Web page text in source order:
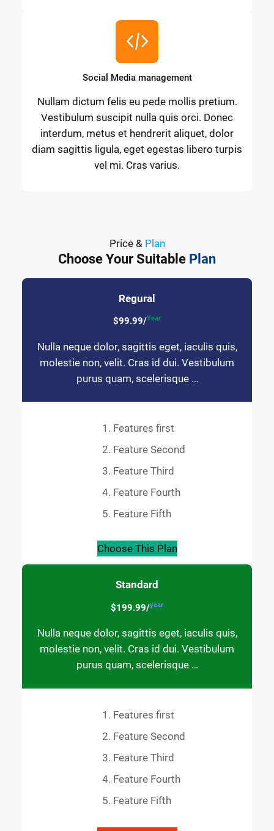
Social Media management
Nullam dictum felis eu pede mollis pretium.
Vestibulum suscipit nulla quis orci. Donec
interdum, metus et hendrerit aliquet, dolor
diam sagittis ligula, eget egestas libero turpis
vel mi. Cras varius.
Price & Plan
Choose Your Suitable Plan
Regural
$99.99/Year
Nulla neque dolor, sagittis eget, iaculis quis,
molestie non, velit. Cras id dui. Vestibulum
purus quam, scelerisque …
Features first
Feature Second
Feature Third
Feature Fourth
Feature Fifth
Choose This Plan
Standard
$199.99/year
Nulla neque dolor, sagittis eget, iaculis quis,
molestie non, velit. Cras id dui. Vestibulum
purus quam, scelerisque …
Features first
Feature Second
Feature Third
Feature Fourth
Feature Fifth